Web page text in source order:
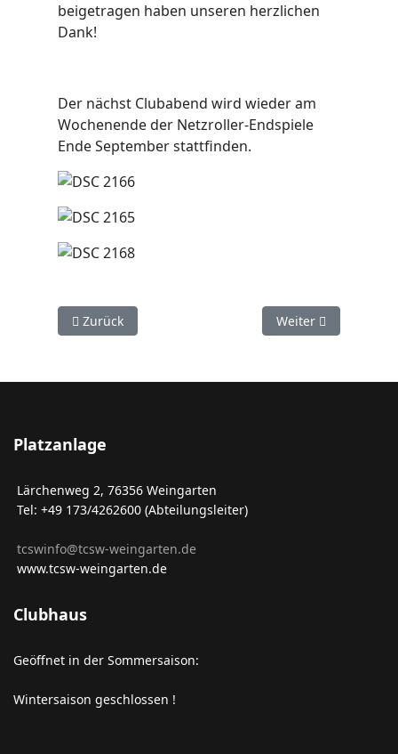
beigetragen haben unseren herzlichen
Dank!
Der nächst Clubabend wird wieder am
Wochenende der Netzroller-Endspiele
Ende September stattfinden.
Vorheriger Beitrag: 90 Jahre
Zurück Nächster Beitrag:
Weiter
Platzanlage
Lärchenweg 2, 76356 Weingarten
Tel: +49 173/4262600 (Abteilungsleiter)
tcswinfo@tcsw-weingarten.de
www.tcsw-weingarten.de
Clubhaus
Geöffnet in der Sommersaison:
Wintersaison geschlossen !